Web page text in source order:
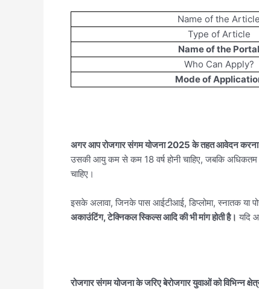
Name of the Article
Type of Article
Name of the Portal
Who Can Apply?
Mode of
अगर आप रोजगार संगम योजना 2025 के तहत आवेदन करना
उसकी आयु कम से कम 18 वर्ष होनी चाहिए, जबकि अधिकतम
चाहिए।
इसके अलावा, जिनके पास आईटीआई, डिप्लोमा, स्नातक या
अकाउंटिंग, टेक्निकल स्किल्स आदि की भी मांग होती है। यदि
रोजगार संगम योजना के जरिए बेरोजगार युवाओं को विभिन्न